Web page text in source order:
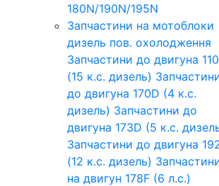
180N/190N/195N
Запчастини на мотоблоки
дизель пов. охолодження
Запчастини до двигуна
(15 к.с. дизель)
до двигуна 170D (4 к.с.
дизель) Запчастини до
двигуна 173D (5 к.с.
Запчастини до двигуна
(12 к.с. дизель)
на двигун 178F (6 л.с.)